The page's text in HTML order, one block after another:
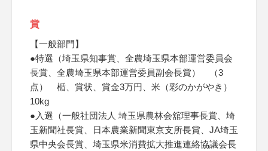
賞
【一般部門】
●特選（埼玉県知事賞、全農埼玉県本部運営委員会
長賞、全農埼玉県本部運営委員副会長賞） （3
点） 楯、賞状、賞金3万円、米（彩のかがやき）
10kg
●入選（一般社団法人 埼玉県農林会舘理事長賞、埼
玉新聞社長賞、日本農業新聞東京支所長賞、JA埼玉
県中央会長賞、埼玉県米消費拡大推進連絡協議会長